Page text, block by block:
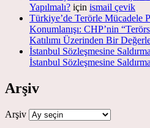
Yapılmalı? için ismail çevik
Türkiye’de Terörle Mücadele
Konumlanışı: CHP’nin
Katılımı Üzerinden Bir
İstanbul Sözleşmesine
İstanbul Sözleşmesine
Arşiv
Arşiv